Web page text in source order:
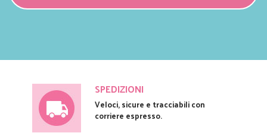
SPEDIZIONI
Veloci, sicure e tracciabili con
corriere espresso.